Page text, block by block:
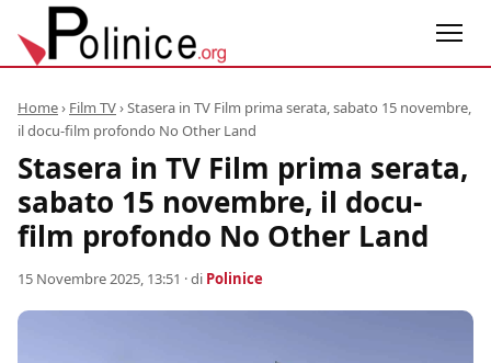
Home› Film TV›Stasera in TV Film prima serata, sabato 15 novembre,
il docu-film profondo No Other Land
Stasera in TV Film prima serata,
sabato 15 novembre, il docu-
film profondo No Other Land
15 Novembre 2025, 13:51 · di Polinice